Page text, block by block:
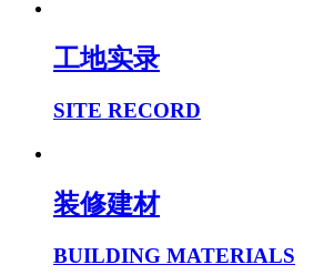
工地实录
SITE RECORD
装修建材
BUILDING MATERIALS